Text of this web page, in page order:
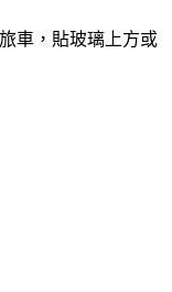
車，貼玻璃上方或